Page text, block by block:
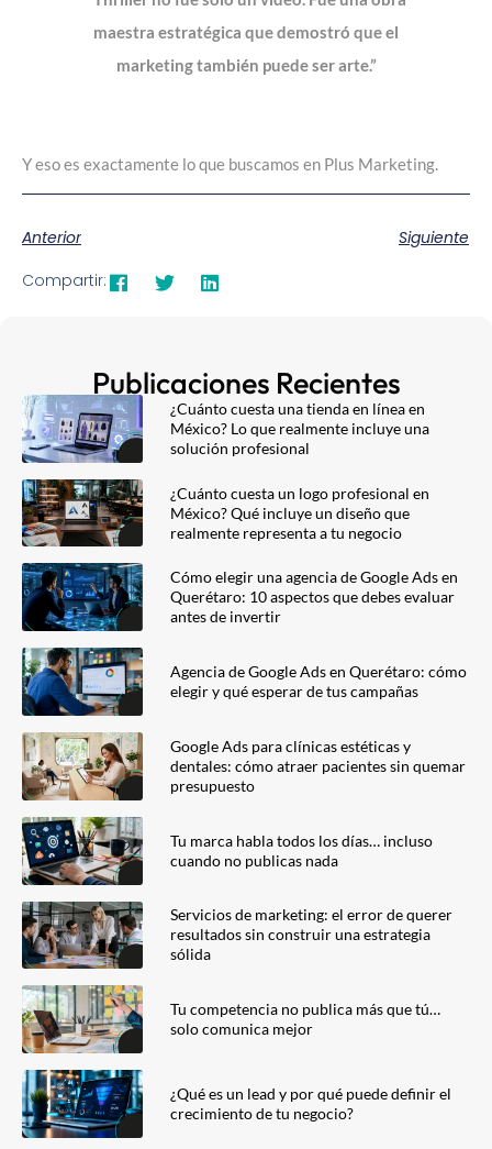
maestra estratégica que demostró que el
marketing también puede ser arte.”
Y eso es exactamente lo que buscamos en Plus Marketing.
Anterior
Siguiente
Compartir:
Publicaciones Recientes
¿Cuánto cuesta una tienda en línea en
México? Lo que realmente incluye una
solución profesional
¿Cuánto cuesta un logo profesional en
México? Qué incluye un diseño que
realmente representa a tu negocio
Cómo elegir una agencia de Google Ads en
Querétaro: 10 aspectos que debes evaluar
antes de invertir
Agencia de Google Ads en Querétaro: cómo
elegir y qué esperar de tus campañas
Google Ads para clínicas estéticas y
dentales: cómo atraer pacientes sin quemar
presupuesto
Tu marca habla todos los días… incluso
cuando no publicas nada
Servicios de marketing: el error de querer
resultados sin construir una estrategia
sólida
Tu competencia no publica más que tú…
solo comunica mejor
¿Qué es un lead y por qué puede definir el
crecimiento de tu negocio?